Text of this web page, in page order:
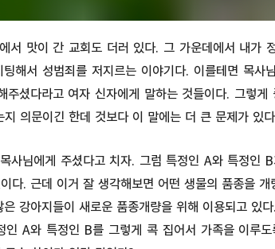
서 맛이 간 교회도 더러 있다. 그 가운데에서 내가
해서 성범죄를 저지르는 이야기다. 이를테면 목사
주셨다라고 여자 신자에게 말하는 것들이다. 그렇
의문이긴 한데 것보다 이 말에는 더 큰 문제가 있
사님에게 주셨다고 치자. 그럼 특정인 A와 특정인
다. 근데 이거 잘 생각해보면 어떤 생물의 품종을
강아지들이 새로운 품종개량을 위해 이용되고 있
인 A와 특정인 B를 그렇게 콕 집어서 가족을 이루